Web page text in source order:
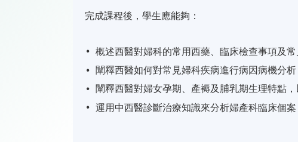
完成課程後，學生應能夠：
概述西醫對婦科的常用西藥、臨床檢查事項及常
闡釋西醫如何對常見婦科疾病進行病因病機分
闡釋西醫對婦女孕期、產褥及脯乳期生理特點
運用中西醫診斷治療知識來分析婦產科臨床個案